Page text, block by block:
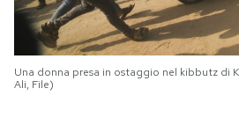
Una donna presa in ostaggio nel kibbutz di
Ali, File)